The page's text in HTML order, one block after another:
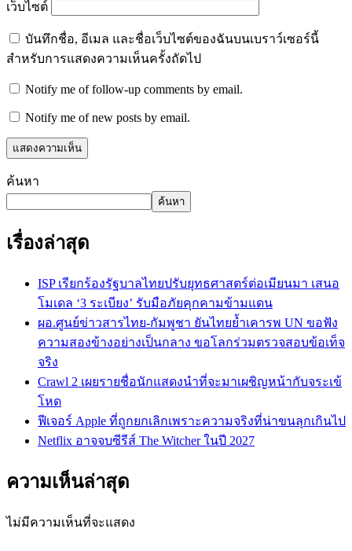
เว็บไซต์
บันทึกชื่อ, อีเมล และชื่อเว็บไซต์ของฉันบนเบราว์เซอร์นี้
สำหรับการแสดงความเห็นครั้งถัดไป
Notify me of follow-up comments by email.
Notify me of new posts by email.
ค้นหา
ค้นหา
เรื่องล่าสุด
ISP เรียกร้องรัฐบาลไทยปรับยุทธศาสตร์ต่อเมียนมา เสนอ
โมเดล ‘3 ระเบียง’ รับมือภัยคุกคามข้ามแดน
ผอ.ศูนย์ข่าวสารไทย-กัมพูชา ยันไทยย้ำเคารพ UN ขอฟัง
ความสองข้างอย่างเป็นกลาง ขอโลกร่วมตรวจสอบข้อเท็จ
จริง
Crawl 2 เผยรายชื่อนักแสดงนำที่จะมาเผชิญหน้ากับจระเข้
โหด
ฟีเจอร์ Apple ที่ถูกยกเลิกเพราะความจริงที่น่าขนลุกเกินไป
Netflix อาจจบซีรีส์ The Witcher ในปี 2027
ความเห็นล่าสุด
ไม่มีความเห็นที่จะแสดง